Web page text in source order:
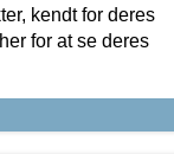
kendt for deres
for at se deres